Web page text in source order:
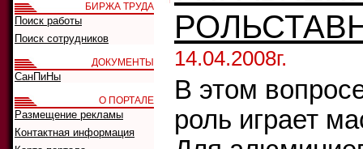
14.04.2008г.
В этом
роль играет
БИРЖА ТРУДА
Поиск работы
Поиск сотрудников
ДОКУМЕНТЫ
СанПиНы
О ПОРТАЛЕ
Размещение рекламы
Контактная информация